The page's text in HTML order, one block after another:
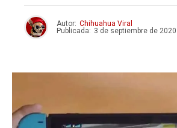
Autor: Chihuahua Viral
Publicada: 3 de septiembre de 2020